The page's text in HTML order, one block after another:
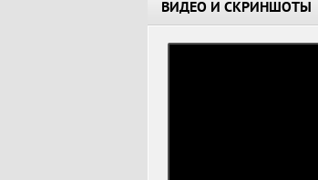
ВИДЕО И СКРИНШОТЫ